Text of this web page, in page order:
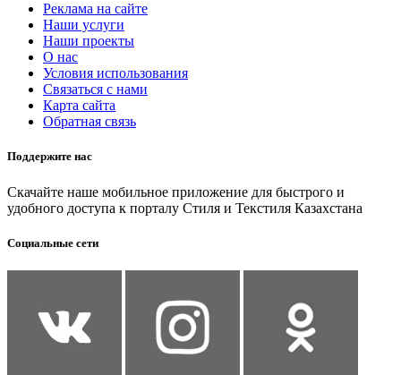
Реклама на сайте
Наши услуги
Наши проекты
О нас
Условия использования
Связаться с нами
Карта сайта
Обратная связь
Поддержите нас
Скачайте наше мобильное приложение для быстрого и
удобного доступа к порталу Стиля и Текстиля Казахстана
Социальные сети